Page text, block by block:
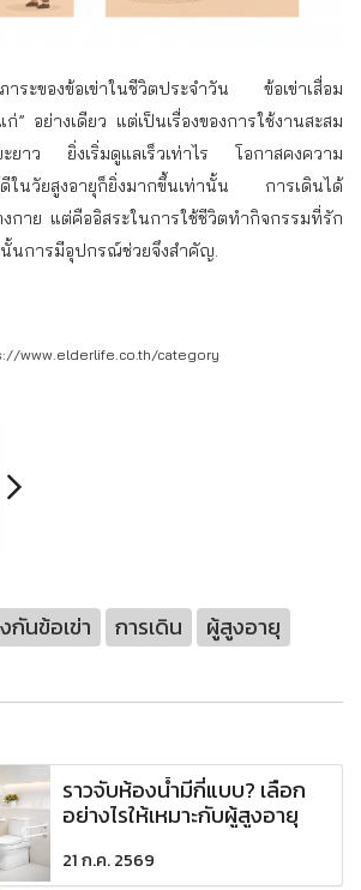
าระของข้อเข่าในชีวิตประจำวัน ข้อเข่าเสื่อม
ก่” อย่างเดียว แต่เป็นเรื่องของการใช้งานสะสม
ะยาว ยิ่งเริ่มดูแลเร็วเท่าไร โอกาสคงความ
ดีในวัยสูงอายุก็ยิ่งมากขึ้นเท่านั้น การเดินได้
งกาย แต่คืออิสระในการใช้ชีวิตทำกิจกรรมที่รัก
นั้นการมีอุปกรณ์ช่วยจึงสำคัญ.
www.elderlife.co.th/category
กันข้อเข่า การเดิน ผู้สูงอายุ
ราวจับห้องน้ำมีกี่แบบ? เลือก
อย่างไรให้เหมาะกับผู้สูงอายุ
21 ก.ค. 2569